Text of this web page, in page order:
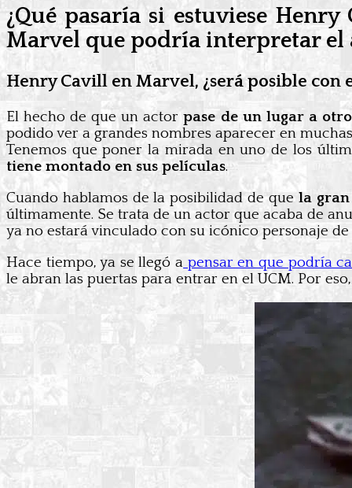
¿Qué pasaría si estuviese
Marvel que podría interpretar el
Henry Cavill en Marvel, ¿será posible
El hecho de que un actor pase de un lugar a
podido ver a grandes nombres aparecer en
Tenemos que poner la mirada en uno de los
tiene montado en sus películas.
Cuando hablamos de la posibilidad de quela gran
últimamente. Se trata de un actor que acaba de
ya no estará vinculado con su icónico personaje
Hace tiempo, ya se llegó a pensar en que podría
le abran las puertas para entrar en el UCM. Por